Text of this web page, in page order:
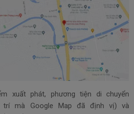
xuất phát, phương tiện di chuyển
mà Google Map đã định vị) và